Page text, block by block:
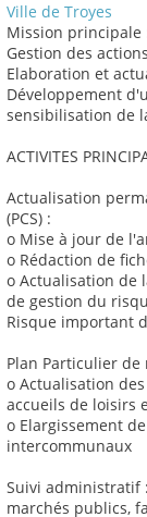
Ville de Troyes
Mission principale
Gestion des
Elaboration et
Développement
sensibilisation de
ACTIVITES
Actualisation
(PCS) :
o Mise à jour de
o Rédaction de
o Actualisation de
de gestion du
Risque important
Plan Particulier de
o Actualisation
accueils de loisirs
o Elargissement
intercommunaux
Suivi administratif
marchés publics,